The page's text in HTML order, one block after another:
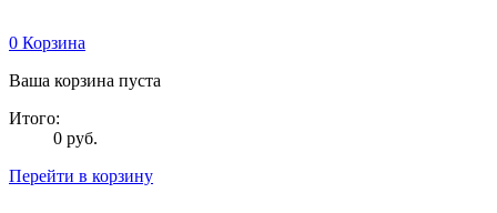
0 Корзина
Ваша корзина пуста
Итого:
0 руб.
Перейти в корзину